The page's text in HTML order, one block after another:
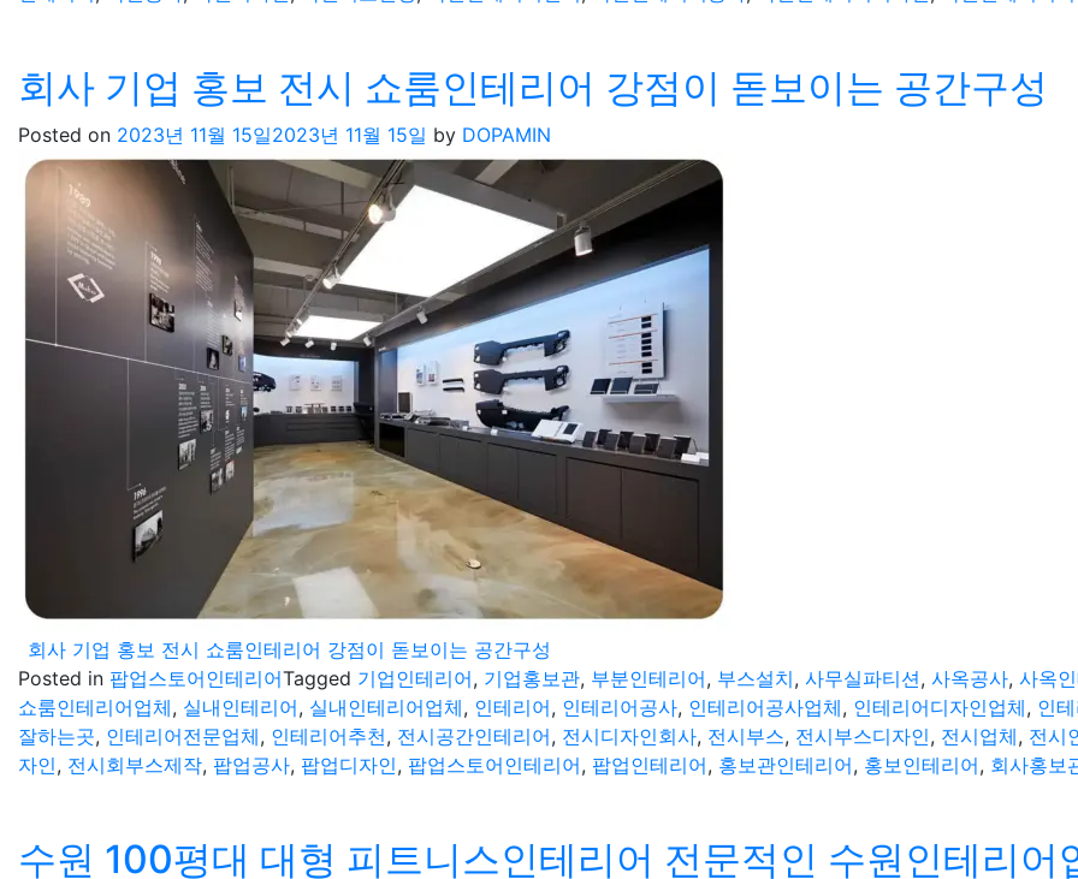
회사 기업 홍보 전시 쇼룸인테리어 강점이 돋보이는 공간구성
Posted on 2023년 11월 15일2023년 11월 15일 by DOPAMIN
회사 기업 홍보 전시 쇼룸인테리어 강점이 돋보이는 공간구성
Posted in 팝업스토어인테리어Tagged 기업인테리어, 기업홍보관, 부분인테리어, 부스설치, 사무실파티션, 사옥공사, 사옥
쇼룸인테리어업체, 실내인테리어, 실내인테리어업체, 인테리어, 인테리어공사, 인테리어공사업체, 인테리어디자인업체, 인
잘하는곳, 인테리어전문업체, 인테리어추천, 전시공간인테리어, 전시디자인회사, 전시부스, 전시부스디자인, 전시업체, 전시
자인, 전시회부스제작, 팝업공사, 팝업디자인, 팝업스토어인테리어, 팝업인테리어, 홍보관인테리어, 홍보인테리어, 회사홍보
수원 100평대 대형 피트니스인테리어 전문적인 수원인테리어